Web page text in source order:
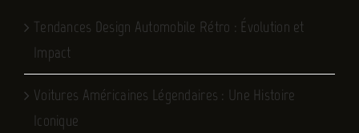
Tendances Design Automobile Rétro : Évolution et
Impact
Voitures Américaines Légendaires : Une Histoire
Iconique